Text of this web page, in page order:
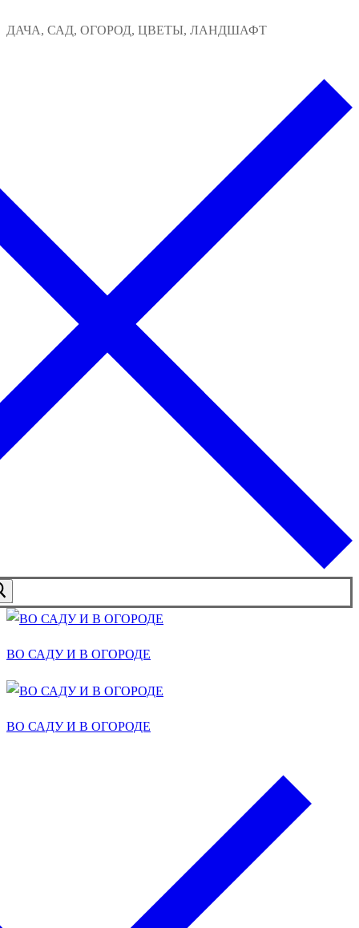
к
ДАЧА, САД, ОГОРОД, ЦВЕТЫ, ЛАНДШАФТ
ВО САДУ И В ОГОРОДЕ
ВО САДУ И В ОГОРОДЕ